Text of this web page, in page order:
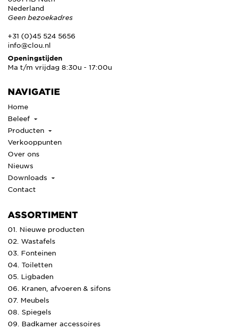
Nederland
Geen bezoekadres
+31 (0)45 524 5656
info@clou.nl
Openingstijden
Ma t/m vrijdag 8:30u - 17:00u
NAVIGATIE
Home
Beleef
Producten
Verkooppunten
Over ons
Nieuws
Downloads
Contact
ASSORTIMENT
01. Nieuwe producten
02. Wastafels
03. Fonteinen
04. Toiletten
05. Ligbaden
06. Kranen, afvoeren & sifons
07. Meubels
08. Spiegels
09. Badkamer accessoires